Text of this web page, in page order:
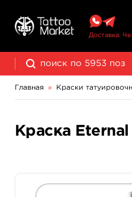
Доставка:
Главная » Краски
Краска